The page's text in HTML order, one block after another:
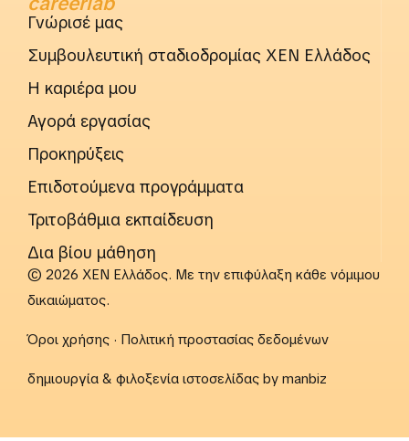
Γνώρισέ μας
Συμβουλευτική σταδιοδρομίας ΧΕΝ Ελλάδος
Η καριέρα μου
Αγορά εργασίας
Προκηρύξεις
Επιδοτούμενα προγράμματα
Τριτοβάθμια εκπαίδευση
Δια βίου μάθηση
© 2026 ΧΕΝ Ελλάδος. Με την επιφύλαξη κάθε νόμιμου
δικαιώματος.
Όροι χρήσης · Πολιτική προστασίας δεδομένων
δημιουργία & φιλοξενία ιστοσελίδας by manbiz